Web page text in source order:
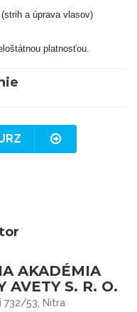
a úprava vlasov)
platnosťou.
AKADÉMIA
AVETY S. R. O.
732/53, Nitra